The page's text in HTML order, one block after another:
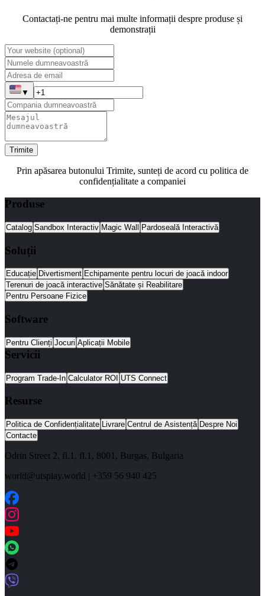
Contactați-ne pentru mai multe informații despre produse și
demonstrații
▼
Trimite
Prin apăsarea butonului Trimite, sunteți de acord cu politica de
confidențialitate a companiei
Produse
Catalog Sandbox Interactiv Magic Wall Pardoseală Interactivă
Soluții
Educație Divertisment Echipamente pentru locuri de joacă indoor
Terenuri de joacă interactive Sănătate și Reabilitare
Pentru Persoane Fizice
Software
Pentru Clienți Jocuri Aplicații Mobile
Servicii
Program Trade-In Calculator ROI UTS Connect
Resurse
Politica de Confidențialitate Livrare Centrul de Asistență Despre Noi
Contacte
Odrin Street 2, fl.1 , fl.1, 8001 , Burgas, Bulgaria
world@utsplay.world | +359 56 940 425